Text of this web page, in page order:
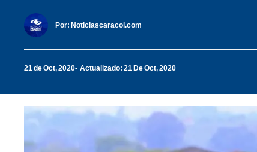
Por: Noticiascaracol.com
21 de Oct, 2020 Actualizado: 21 De Oct, 2020